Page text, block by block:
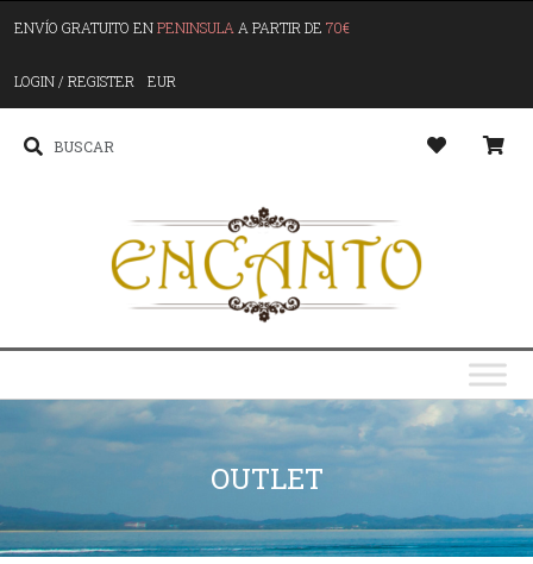
ENVÍO GRATUITO ENPENINSULA A PARTIR DE 70€
LOGIN / REGISTER EUR
OUTLET